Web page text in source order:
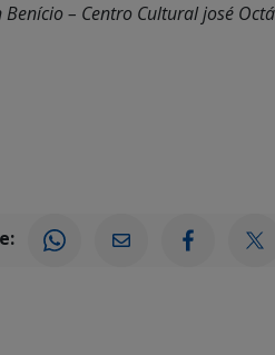
Benício – Centro Cultural josé